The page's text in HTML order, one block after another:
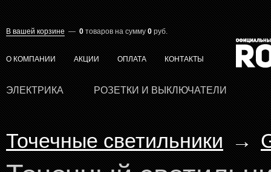
В вашей корзине — 0 товаров на сумму 0 руб.
О КОМПАНИИ АКЦИИ ОПЛАТА КОНТАКТЫ
ЭЛЕКТРИКА РОЗЕТКИ И ВЫКЛЮЧАТЕЛИ
Точечные светильники →